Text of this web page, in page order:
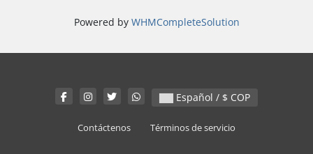
Powered by WHMCompleteSolution
Español / $ COP
Contáctenos Términos de servicio